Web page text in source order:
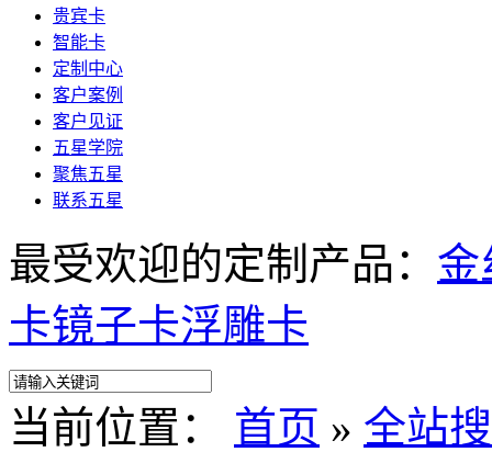
贵宾卡
智能卡
定制中心
客户案例
客户见证
五星学院
聚焦五星
联系五星
最受欢迎的定制产品： 金
卡镜子卡浮雕卡
当前位置： 首页 » 全站